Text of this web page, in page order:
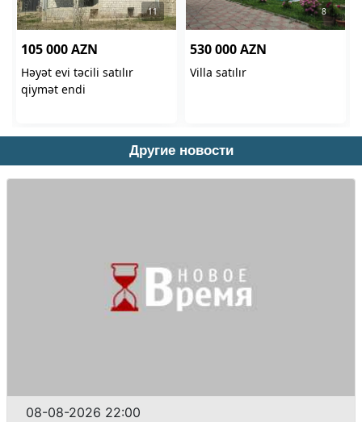
Другие новости
08-08-2026 22:00